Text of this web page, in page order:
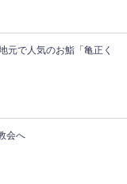
元で人気のお鮨「亀正く
会へ